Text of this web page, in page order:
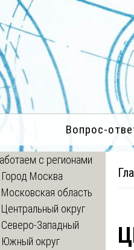
Вопрос-
с регионами
Город Москва
Московская область
Центральный округ
Северо-Западный
Южный округ